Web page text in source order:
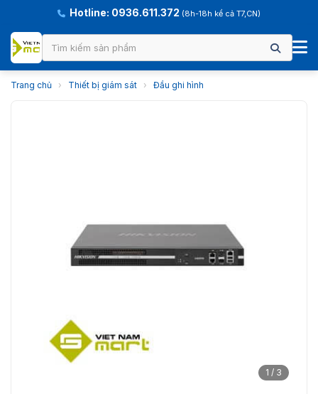
Hotline: 0936.611.372 (8h-18h kể cả T7,CN)
Trang chủ › Thiết bị giám sát › Đầu ghi hình
1 / 3